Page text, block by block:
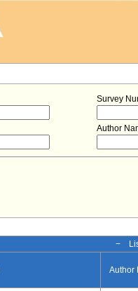
Survey
Author
−
Author